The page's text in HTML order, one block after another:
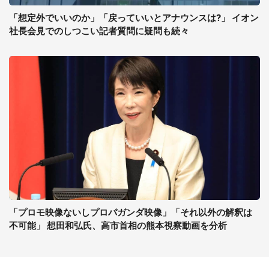
「想定外でいいのか」「戻っていいとアナウンスは?」 イオン
社長会見でのしつこい記者質問に疑問も続々
「プロモ映像ないしプロパガンダ映像」「それ以外の解釈は
不可能」 想田和弘氏、高市首相の熊本視察動画を分析